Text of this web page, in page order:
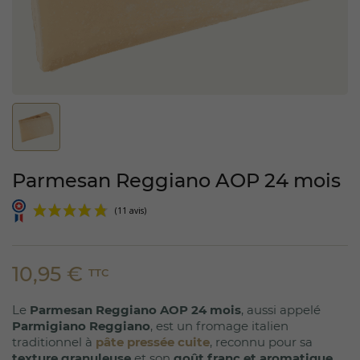
Parmesan Reggiano AOP 24 mois
(11 avis)
10,95 € TTC
Le Parmesan Reggiano AOP 24 mois, aussi appelé
Parmigiano Reggiano, est un fromage italien
traditionnel à pâte pressée cuite, reconnu pour sa